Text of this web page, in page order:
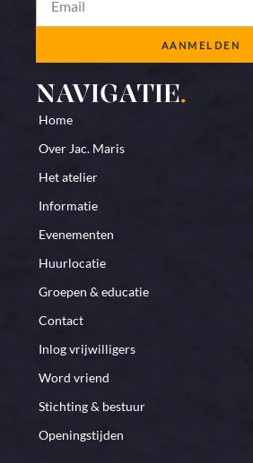
AANMELDEN
NAVIGATIE.
Home
Over Jac. Maris
Het atelier
Informatie
Evenementen
Huurlocatie
Groepen & educatie
Contact
Inlog vrijwilligers
Word vriend
Stichting & bestuur
Openingstijden